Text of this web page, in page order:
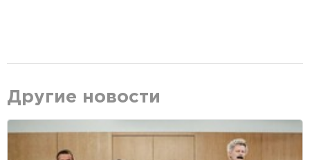
Другие новости